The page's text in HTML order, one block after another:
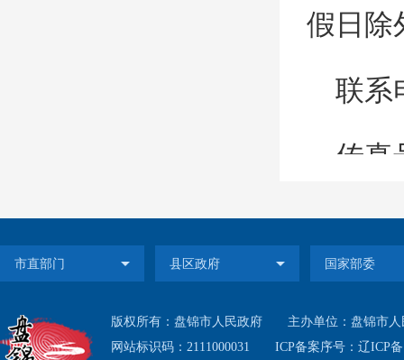
假日除
联系
传真
互联
开意见
组织认
版权所有：盘锦市人民政府
主办单位：盘锦市
网站标识码：2111000031
ICP备案序号： 辽ICP